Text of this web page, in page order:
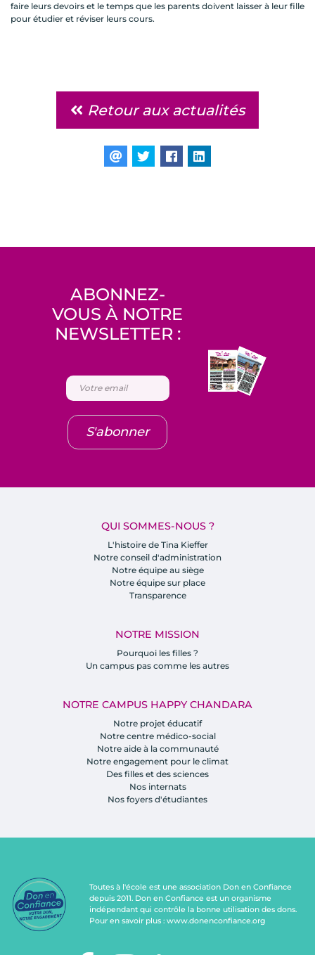
faire leurs devoirs et le temps que les parents doivent laisser à leur fille
pour étudier et réviser leurs cours.
Retour aux actualités
QUI SOMMES-NOUS ?
L'histoire de Tina Kieffer
Notre conseil d'administration
Notre équipe au siège
Notre équipe sur place
Transparence
NOTRE MISSION
Pourquoi les filles ?
Un campus pas comme les autres
NOTRE CAMPUS HAPPY CHANDARA
Notre projet éducatif
Notre centre médico-social
Notre aide à la communauté
Notre engagement pour le climat
Des filles et des sciences
Nos internats
Nos foyers d'étudiantes
ABONNEZ-
VOUS À NOTRE
NEWSLETTER :
S'abonner
Toutes à l'école est une association Don en Confiance
depuis 2011. Don en Confiance est un organisme
indépendant qui contrôle la bonne utilisation des dons.
Pour en savoir plus : www.donenconfiance.org